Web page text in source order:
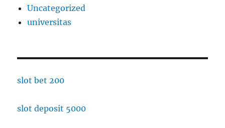
Uncategorized
universitas
slot bet 200
slot deposit 5000